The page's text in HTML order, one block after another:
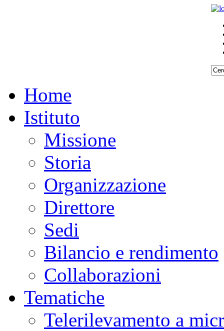
Home
Istituto
Missione
Storia
Organizzazione
Direttore
Sedi
Bilancio e rendimento
Collaborazioni
Tematiche
Telerilevamento a